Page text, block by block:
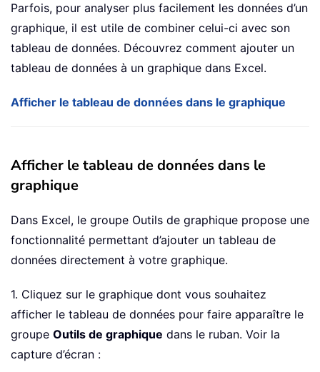
Parfois, pour analyser plus facilement les données d’un
graphique, il est utile de combiner celui-ci avec son
tableau de données. Découvrez comment ajouter un
tableau de données à un graphique dans Excel.
Afficher le tableau de données dans le graphique
Afficher le tableau de données dans le
graphique
Dans Excel, le groupe Outils de graphique propose une
fonctionnalité permettant d’ajouter un tableau de
données directement à votre graphique.
1. Cliquez sur le graphique dont vous souhaitez
afficher le tableau de données pour faire apparaître le
groupe Outils de graphique dans le ruban. Voir la
capture d’écran :